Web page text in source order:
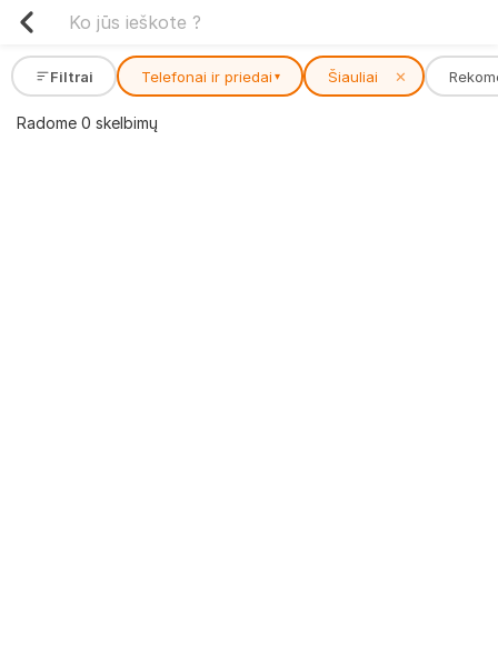
Filtrai Telefonai ir priedai ▾ Šiauliai ✕
Radome 0 skelbimų